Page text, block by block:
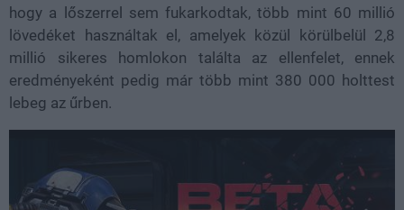
hogy a lőszerrel sem fukarkodtak, több mint 60 millió
lövedéket használtak el, amelyek közül körülbelül 2,8
millió sikeres homlokon találta az ellenfelet, ennek
eredményeként pedig már több mint 380 000 holttest
lebeg az űrben.